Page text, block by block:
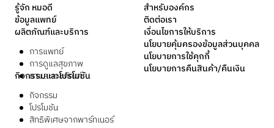
รู้จัก หมอดี
ข้อมูลแพทย์
ผลิตภัณฑ์และบริการ
การแพทย์
การดูแลสุขภาพ
ยาและเวชภัณฑ์
กิจกรรมและโปรโมชัน
กิจกรรม
โปรโมชัน
สิทธิพิเศษจากพาร์ทเนอร์
สำหรับองค์กร
ติดต่อเรา
เงื่อนไขการให้บริการ
นโยบายคุ้มครองข้อมูลส่วนบุคคล
นโยบายการใช้คุกกี้
นโยบายการคืนสินค้า/คืนเงิน